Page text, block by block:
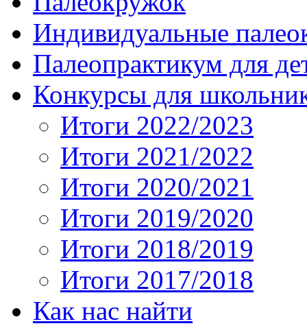
Индивидуальные
Палеопрактикум для
Конкурсы для
Итоги 2022/2023
Итоги 2021/2022
Итоги 2020/2021
Итоги 2019/2020
Итоги 2018/2019
Итоги 2017/2018
Как нас найти